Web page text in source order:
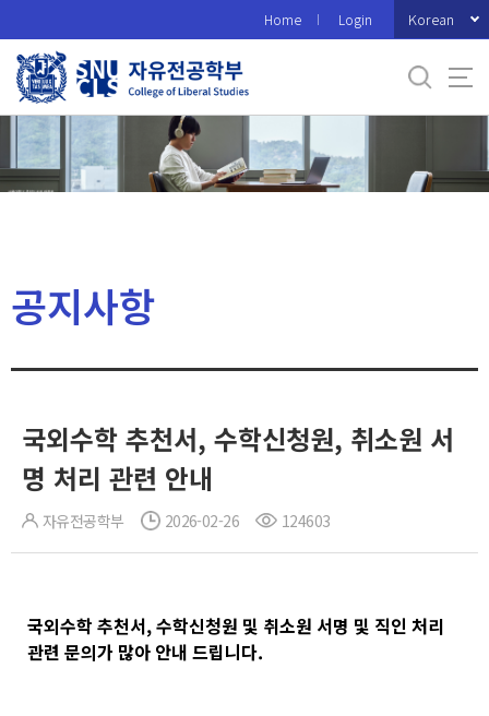
로
메
Home Login Korean
공지사항
국외수학 추천서, 수학신청원, 취소원 서
명 처리 관련 안내
자유전공학부 2026-02-26 124603
국외수학 추천서, 수학신청원 및 취소원 서명 및 직인 처리
관련 문의가 많아 안내 드립니다.